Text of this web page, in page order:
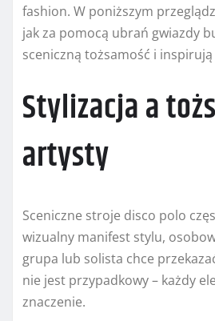
fashion. W poniższym
jak za pomocą ubrań gwiazdy
sceniczną tożsamość i
Stylizacja a
artysty
Sceniczne stroje disco polo
wizualny manifest stylu,
grupa lub solista chce
nie jest przypadkowy – każdy
znaczenie.